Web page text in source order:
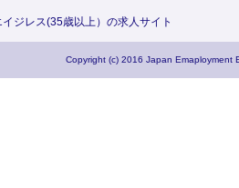
ジレス(35歳以上）の求人サイト
Copyright (c) 2016 Japan Emaployment